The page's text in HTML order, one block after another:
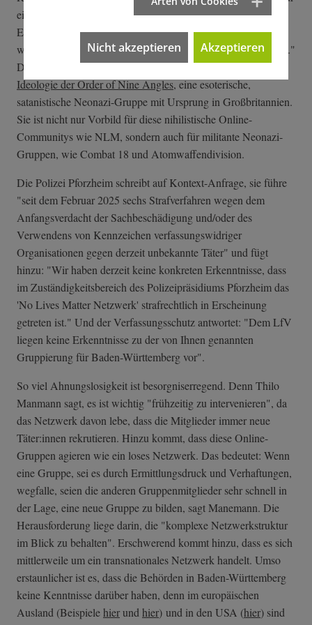
eine kurzweilige. Misanthropie, also Menschenhass, wird als
Erwachung und Freiheitsbewegung angepriesen: "Wenn man
wirklich etwas ändern möchte, muss man sich selbst zerstören."
Das Manifest ist antisemitisch, völkisch und bekennt sichzur
Ideologie der Order of Nine Angles, eine esoterische,
satanistische Neonazi-Gruppe mit Ursprung in Großbritannien.
Sie ist nicht nur Vorbild für diese nihilistische Online-
Communitys wie NLM, sondern auch für militante Neonazi-
Gruppen, wie Combat 18 und Atomwaffendivision.
Die Polizei Pforzheim schreibt auf Kontext-Anfrage, sie führe
"seit dem Februar 2025 sechs Strafverfahren wegen dem
Anfangsverdacht der Sachbeschädigung und/oder des
Verwendens von Kennzeichen verfassungswidriger
Organisationen gegen derzeit unbekannte Täter" und fügt
hinzu: "Wir haben derzeit keine konkreten Erkenntnisse, dass
im Zuständigkeitsbereich des Polizeipräsidiums Pforzheim das
'No Lives Matter Netzwerk' strafrechtlich in Erscheinung
getreten ist." Und der Verfassungsschutz antwortet: "Dem LfV
liegen keine Erkenntnisse zu der von Ihnen genannten
Gruppierung für Baden-Württemberg vor".
So viel Ahnungslosigkeit ist besorgniserregend. Denn Thilo
Manmann sagt, es ist wichtig "frühzeitig zu intervenieren", da
das Netzwerk davon lebe, dass die Mitglieder immer neue
Täter:innen rekrutieren. Hinzu kommt, dass diese Online-
Gruppen agieren wie ein loses Netzwerk. Das bedeutet: Wenn
eine Gruppe, sei es durch Ermittlungsdruck und Verhaftungen,
wegfalle, seien die anderen Gruppenmitglieder sehr schnell in
der Lage, eine neue Gruppe zu bilden, sagt Manemann. Die
Herausforderung liege darin, die "komplexe Netzwerkstruktur
im Blick zu behalten". Erschwerend kommt hinzu, dass es sich
mittlerweile um ein transnationales Netzwerk handelt. Umso
erstaunlicher ist es, dass die Behörden in Baden-Württemberg
keine Kenntnisse darüber haben, denn im europäischen
Ausland (Beispielehierundhier) und in den USA (hier) sind
Nicht akzeptieren Akzeptieren